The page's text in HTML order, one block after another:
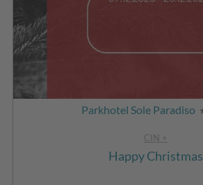
Parkhotel Sole Paradiso
CIN +
Happy Christmas